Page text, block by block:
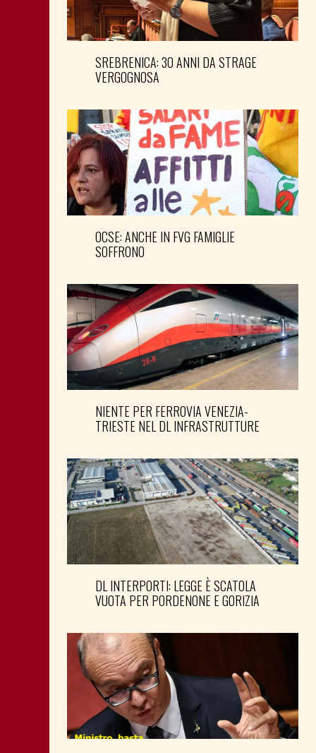
SREBRENICA: 30 ANNI DA STRAGE
VERGOGNOSA
OCSE: ANCHE IN FVG FAMIGLIE
SOFFRONO
NIENTE PER FERROVIA VENEZIA-
TRIESTE NEL DL INFRASTRUTTURE
DL INTERPORTI: LEGGE È SCATOLA
VUOTA PER PORDENONE E GORIZIA